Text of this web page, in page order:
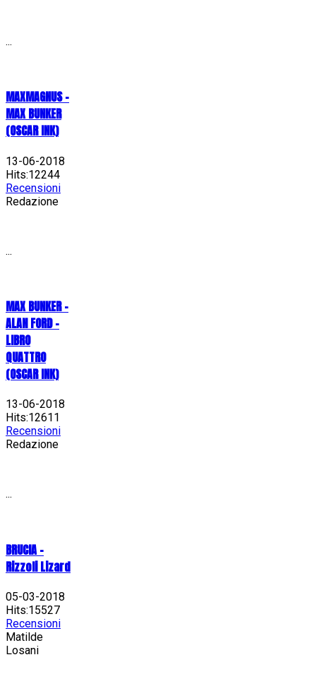
...
MAXMAGNUS –
MAX BUNKER
(OSCAR INK)
13-06-2018
Hits:12244
Recensioni
Redazione
...
MAX BUNKER –
ALAN FORD –
LIBRO
QUATTRO
(OSCAR INK)
13-06-2018
Hits:12611
Recensioni
Redazione
...
BRUCIA -
Rizzoli Lizard
05-03-2018
Hits:15527
Recensioni
Matilde
Losani